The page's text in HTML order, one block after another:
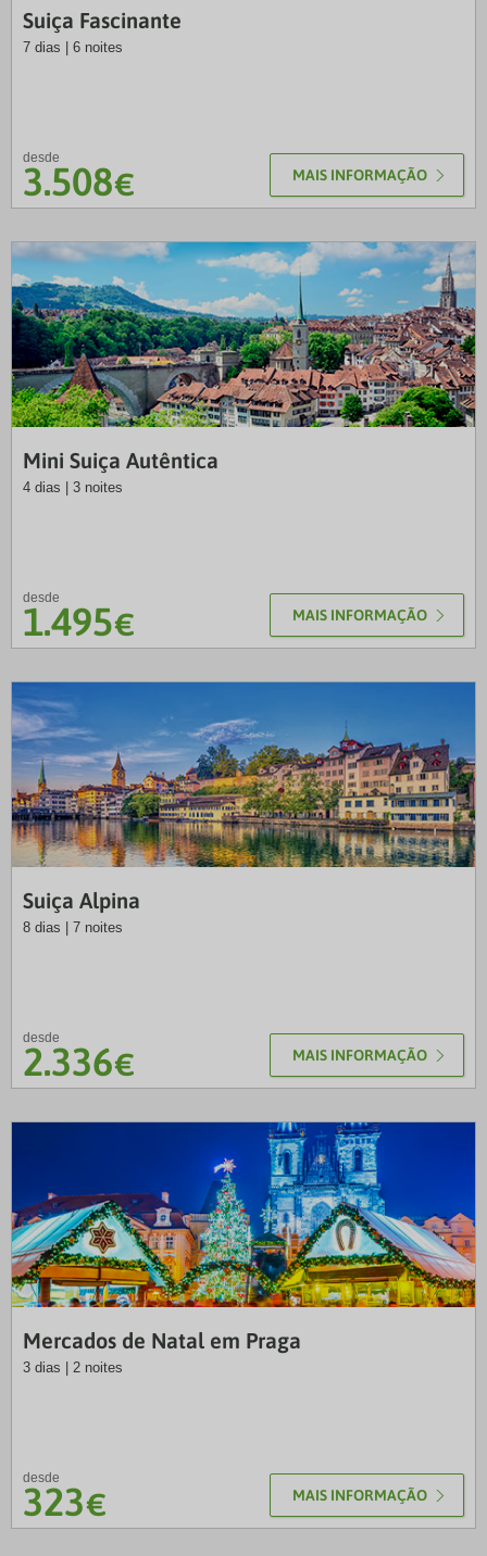
Suiça Fascinante
7 dias | 6 noites
desde
3.508€ MAIS INFORMAÇÃO
Mini Suiça Autêntica
4 dias | 3 noites
desde
1.495€ MAIS INFORMAÇÃO
Suiça Alpina
8 dias | 7 noites
desde
2.336€ MAIS INFORMAÇÃO
Mercados de Natal em Praga
3 dias | 2 noites
desde
323€ MAIS INFORMAÇÃO